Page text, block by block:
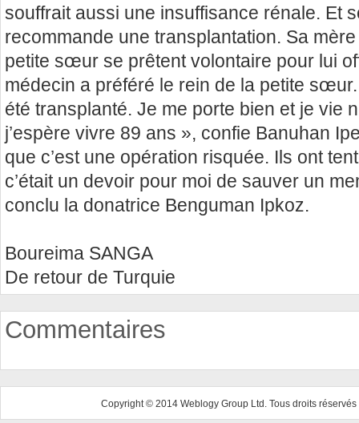
souffrait aussi une insuffisance rénale. Et
recommande une transplantation. Sa
petite sœur se prêtent volontaire pour lui
médecin a préféré le rein de la petite
été transplanté. Je me porte bien et je vie
j’espère vivre 89 ans », confie Banuhan
que c’est une opération risquée. Ils ont
c’était un devoir pour moi de sauver un
conclu la donatrice Benguman Ipkoz.
Boureima SANGA
De retour de Turquie
Commentaires
Copyright © 2014 Weblogy Group Ltd. Tous droits